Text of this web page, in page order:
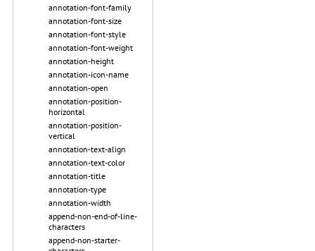
annotation-font-family
annotation-font-size
annotation-font-style
annotation-font-weight
annotation-height
annotation-icon-name
annotation-open
annotation-position-
horizontal
annotation-position-
vertical
annotation-text-align
annotation-text-color
annotation-title
annotation-type
annotation-width
append-non-end-of-line-
characters
append-non-starter-